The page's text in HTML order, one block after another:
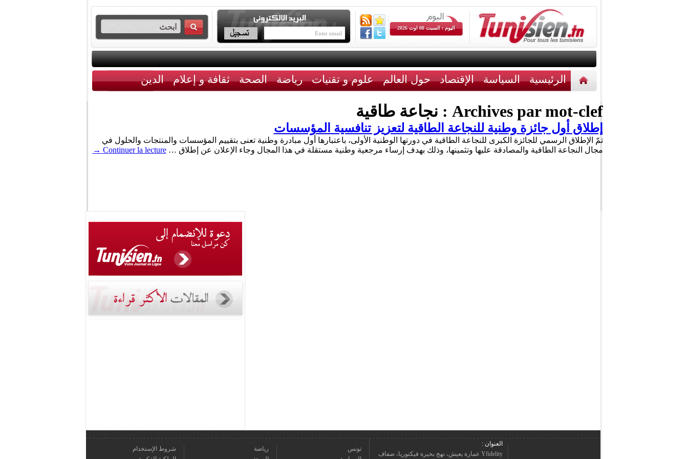
اليوم : السبت 08 اوت 2026
الرئيسية السياسة الإقتصاد حول العالم علوم و تقنيات رياضة الصحة ثقافة و إعلام الدين
أخبار مختلفة
Archives par mot-clef : نجاعة طاقية
إطلاق أول جائزة وطنية للنجاعة الطاقية لتعزيز تنافسية المؤسسات
تمّ الإطلاق الرسمي للجائزة الكبرى للنجاعة الطاقية في دورتها الوطنية الأولى، باعتبارها أول مبادرة وطنية تعنى بتقييم المؤسسات والمنتجات والحلول في
مجال النجاعة الطاقية والمصادقة عليها وتثمينها، وذلك بهدف إرساء مرجعية وطنية مستقلة في هذا المجال وجاء الإعلان عن إطلاق …Continuer la lecture
→
العنوان :
Yfidelity عمارة يعيش، نهج بحيرة فيكتوريا، ضفاف
تونس
رياضة
شروط الإستخدام